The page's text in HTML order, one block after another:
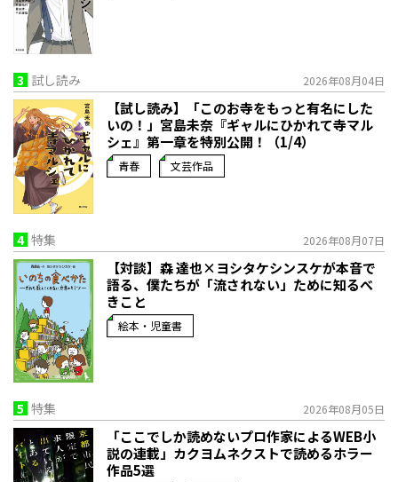
3 試し読み 2026年08月04日
【試し読み】「このお寺をもっと有名にした
いの！」宮島未奈『ギャルにひかれて寺マル
シェ』第一章を特別公開！（1/4）
青春 文芸作品
4 特集 2026年08月07日
【対談】森 達也×ヨシタケシンスケが本音で
語る、僕たちが「流されない」ために知るべ
きこと
絵本・児童書
5 特集 2026年08月05日
「ここでしか読めないプロ作家によるWEB小
説の連載」――カクヨムネクストで読めるホラー
作品5選